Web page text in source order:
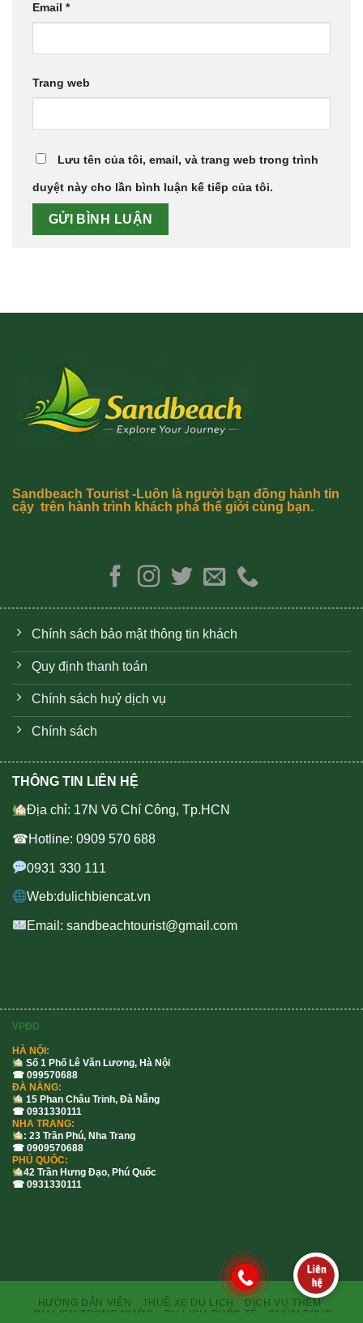
Email *
Trang web
Lưu tên của tôi, email, và trang web trong trình
duyệt này cho lần bình luận kế tiếp của tôi.
Sandbeach Tourist -Luôn là người bạn đồng hành tin
cậy trên hành trình khách phá thế giới cùng bạn.
Chính sách bảo mật thông tin khách
Quy định thanh toán
Chính sách huỷ dịch vụ
Chính sách
THÔNG TIN LIÊN HỆ
Địa chỉ: 17N Võ Chí Công, Tp.HCN
☎Hotline: 0909 570 688
0931 330 111
Web:dulichbiencat.vn
Email: sandbeachtourist@gmail.com
VPĐD
HÀ NỘI:
Số 1 Phố Lê Văn Lương, Hà Nội
☎ 099570688
ĐÀ NẴNG:
15 Phan Châu Trinh, Đà Nẵng
☎ 0931330111
NHA TRANG:
: 23 Trần Phú, Nha Trang
☎ 0909570688
PHÚ QUỐC:
42 Trần Hưng Đạo, Phú Quốc
☎ 0931330111
HƯỚNG DẪN VIÊN THUÊ XE DU LỊCH
DỊCH VỤ THÊM
DU LỊCH TRONG NƯỚC
DU LỊCH QUỐC TẾ CHÙM TOUR